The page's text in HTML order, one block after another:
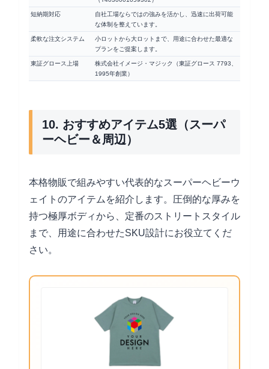
短納期対応
自社工場ならではの強みを活かし、迅速に出荷可能
な体制を整えています。
柔軟な注文システム
小ロットから大ロットまで、用途に合わせた最適な
プランをご提案します。
東証グロース上場
株式会社イメージ・マジック（東証グロース 7793、
1995年創業）
10. おすすめアイテム5選（スーパ
ーヘビー＆周辺）
本格物販で組みやすい代表的なスーパーヘビーウ
ェイトのアイテムを紹介します。圧倒的な厚みを
持つ極厚ボディから、定番のストリートスタイル
まで、用途に合わせたSKU設計にお役立てくだ
さい。